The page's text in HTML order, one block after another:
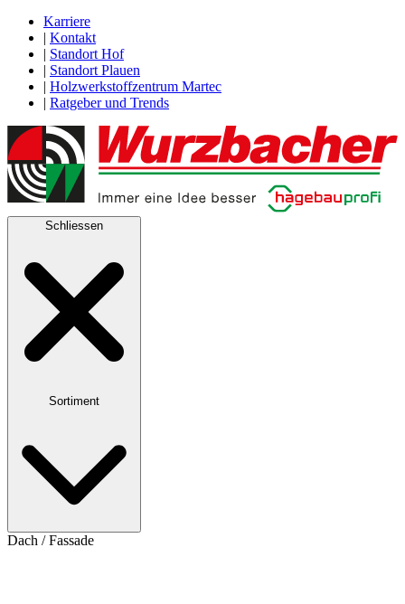
Karriere
| Kontakt
| Standort Hof
| Standort Plauen
| Holzwerkstoffzentrum Martec
| Ratgeber und Trends
Schliessen
Sortiment
Dach / Fassade